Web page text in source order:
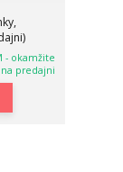
- okamžite
na predajni